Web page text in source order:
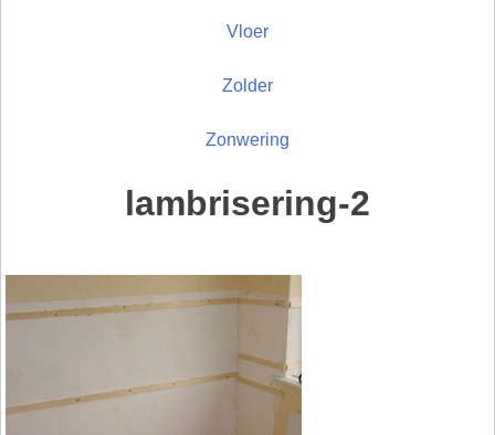
Vloer
Zolder
Zonwering
lambrisering-2